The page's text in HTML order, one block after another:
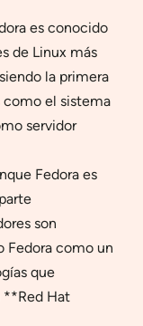
es conocido
de Linux más
la primera
como el sistema
servidor
Fedora es
son
Fedora como un
que
**Red Hat